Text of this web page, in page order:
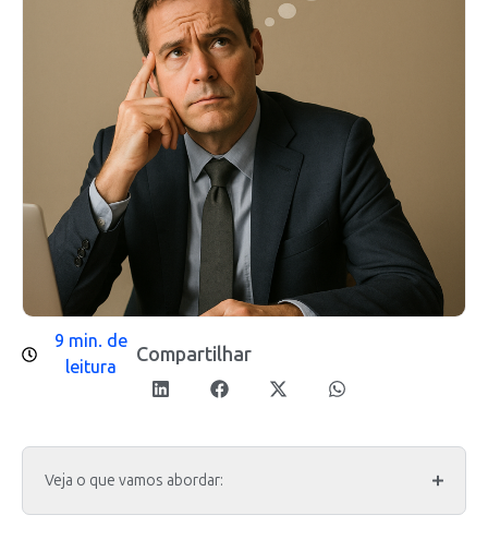
9 min. de
leitura
Compartilhar
Veja o que vamos abordar: